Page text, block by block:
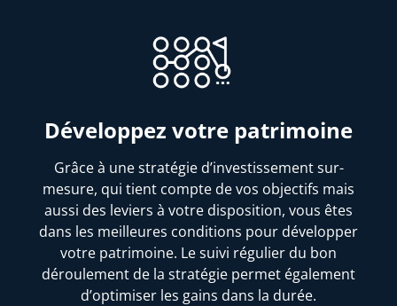
Développez votre patrimoine
Grâce à une stratégie d’investissement sur-
mesure, qui tient compte de vos objectifs mais
aussi des leviers à votre disposition, vous êtes
dans les meilleures conditions pour développer
votre patrimoine. Le suivi régulier du bon
déroulement de la stratégie permet également
d’optimiser les gains dans la durée.